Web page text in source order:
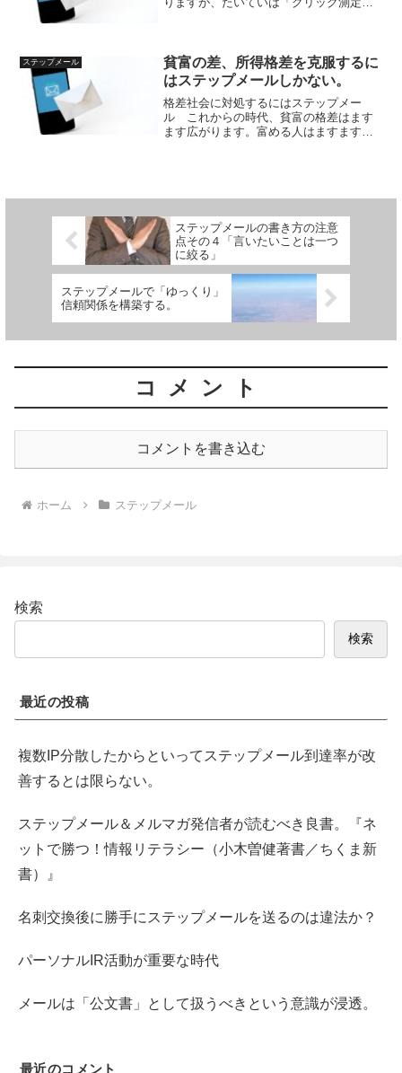
はありません。クリック測...
ステップメール
貧富の差、所得格差を克服するに
はステップメールしかない。
格差社会に対処するにはステップメー
ル これからの時代、貧富の格差はます
ます広がります。富める人はますます富
ステップメールの書き方の注意
点その４「言いたいことは一つ
に絞る」
ステップメールで「ゆっくり」
信頼関係を構築する。
コメント
コメントを書き込む
ホーム ステップメール
検索
検索
最近の投稿
複数IP分散したからといってステップメール到達率が改
善するとは限らない。
ステップメール＆メルマガ発信者が読むべき良書。『ネ
ットで勝つ！情報リテラシー（小木曽健著書／ちくま新
書）』
名刺交換後に勝手にステップメールを送るのは違法か？
パーソナルIR活動が重要な時代
メールは「公文書」として扱うべきという意識が浸透。
最近のコメント